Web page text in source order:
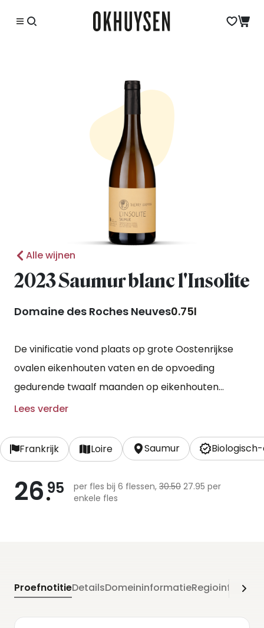
Alle wijnen
2023 Saumur blanc l'Insolite
Domaine des Roches Neuves0.75l
De vinificatie vond plaats op grote Oostenrijkse
ovalen eikenhouten vaten en de opvoeding
gedurende twaalf maanden op eikenhouten
barriques van één, twee en drie jaar oud.
Lees verder
Frankrijk Loire Saumur
26 95 per fles bij 6 flessen, 30.50 27.95 per
enkele fles
ProefnotitieDetailsDomeininformatie